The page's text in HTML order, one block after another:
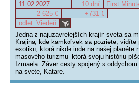
11.02.2027
10 dní
First
2 625 €
+731 €
odlet: Viedeň
Jedna z najuzavretejších krajín sveta sa
Krajina, kde kamkoľvek sa pozriete, vidíte
exotiku, ktorá nikde inde na našej planéte
masového turizmu, ktorá svoju históriu
Izmaela. Záver cesty spojený s
na svete, Katare.